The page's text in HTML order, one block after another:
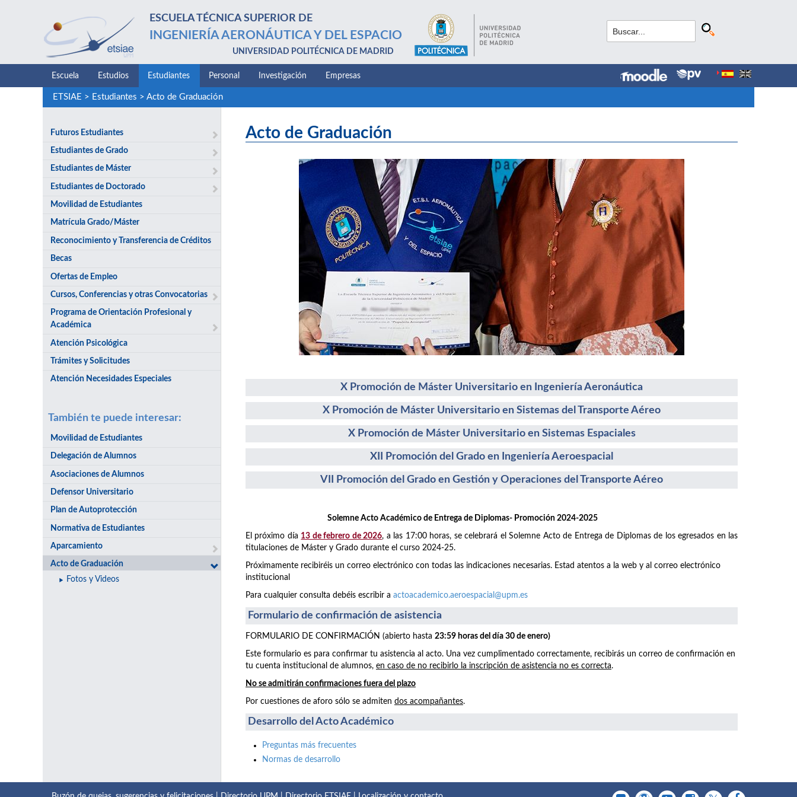
ESCUELA TÉCNICA SUPERIOR DE
INGENIERÍA AERONÁUTICA Y DEL ESPACIO
UNIVERSIDAD POLITÉCNICA DE MADRID
Escuela Estudios Estudiantes Personal Investigación Empresas
ETSIAE > Estudiantes > Acto de Graduación
Futuros Estudiantes
Estudiantes de Grado
Estudiantes de Máster
Estudiantes de Doctorado
Movilidad de Estudiantes
Matrícula Grado/Máster
Reconocimiento y Transferencia de Créditos
Becas
Ofertas de Empleo
Cursos, Conferencias y otras Convocatorias
Programa de Orientación Profesional y
Académica
Atención Psicológica
Trámites y Solicitudes
Atención Necesidades Especiales
También te puede interesar:
Movilidad de Estudiantes
Delegación de Alumnos
Asociaciones de Alumnos
Defensor Universitario
Plan de Autoprotección
Normativa de Estudiantes
Aparcamiento
Acto de Graduación
Fotos y Videos
Acto de Graduación
X Promoción de Máster Universitario en Ingeniería Aeronáutica
X Promoción de Máster Universitario en Sistemas del Transporte Aéreo
X Promoción de Máster Universitario en Sistemas Espaciales
XII Promoción del Grado en Ingeniería Aeroespacial
VII Promoción del Grado en Gestión y Operaciones del Transporte Aéreo
Solemne Acto Académico de Entrega de Diplomas- Promoción 2024-2025
El próximo día 13 de febrero de 2026, a las 17:00 horas, se celebrará el Solemne Acto de Entrega de Diplomas de los egresados en las
titulaciones de Máster y Grado durante el curso 2024-25.
Próximamente recibiréis un correo electrónico con todas las indicaciones necesarias. Estad atentos a la web y al correo electrónico
institucional
Para cualquier consulta debéis escribir a actoacademico.aeroespacial@upm.es
Formulario de confirmación de asistencia
FORMULARIO DE CONFIRMACIÓN (abierto hasta 23:59 horas del día 30 de enero)
Este formulario es para confirmar tu asistencia al acto. Una vez cumplimentado correctamente, recibirás un correo de confirmación en
tu cuenta institucional de alumnos, en caso de no recibirlo la inscripción de asistencia no es correcta.
No se admitirán confirmaciones fuera del plazo
Por cuestiones de aforo sólo se admiten dos acompañantes.
Desarrollo del Acto Académico
Preguntas más frecuentes
Normas de desarrollo